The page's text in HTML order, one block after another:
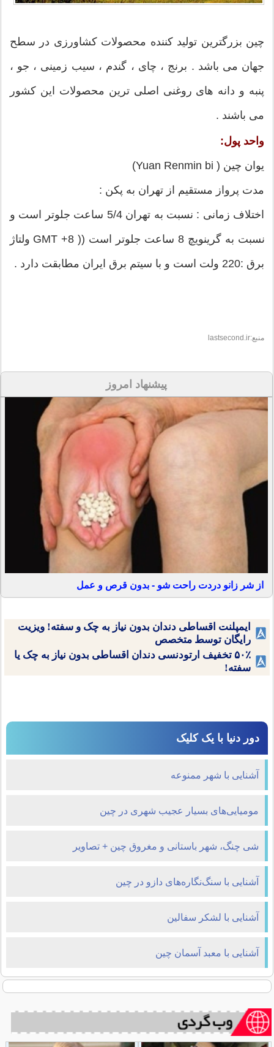
چین بزرگترین تولید کننده محصولات کشاورزی در سطح
جهان می باشد . برنج ، چای ، گندم ، سیب زمینی ، جو ،
پنبه و دانه های روغنی اصلی ترین محصولات این کشور
می باشند .
واحد پول:
یوان چین ( Yuan Renmin bi)
مدت پرواز مستقیم از تهران به پکن :
اختلاف زمانی : نسبت به تهران 5/4 ساعت جلوتر است و
نسبت به گرینویچ 8 ساعت جلوتر است (( GMT +8 ولتاژ
برق :220 ولت است و با سیتم برق ایران مطابقت دارد .
منبع:lastsecond.ir
پیشنهاد امروز
از شر زانو دردت راحت شو - بدون قرص و عمل
ایمپلنت اقساطی دندان بدون نیاز به چک و سفته! ویزیت
رایگان توسط متخصص
۵۰٪ تخفیف ارتودنسی دندان اقساطی بدون نیاز به چک یا
سفته!
دور دنیا با یک کلیک
آشنایی با شهر ممنوعه
مومیایی‌های بسیار عجیب شهری در چین
شی چنگ، شهر باستانی و مغروق چین + تصاویر
آشنایی با سنگ‌نگاره‌های دازو در چین
آشنایی با لشکر سفالین
آشنایی با معبد آسمان چین